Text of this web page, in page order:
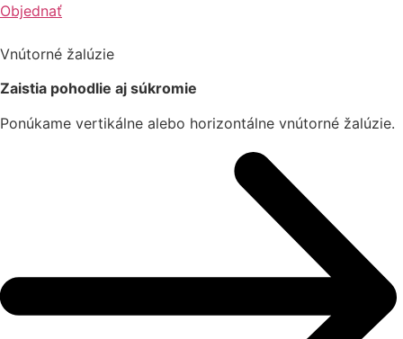
Objednať
Vnútorné žalúzie
Zaistia pohodlie aj súkromie
Ponúkame vertikálne alebo horizontálne vnútorné žalúzie.